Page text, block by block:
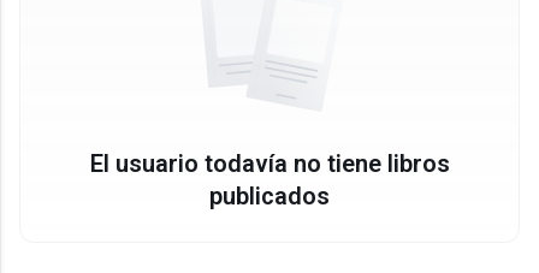
El usuario todavía no tiene libros
publicados